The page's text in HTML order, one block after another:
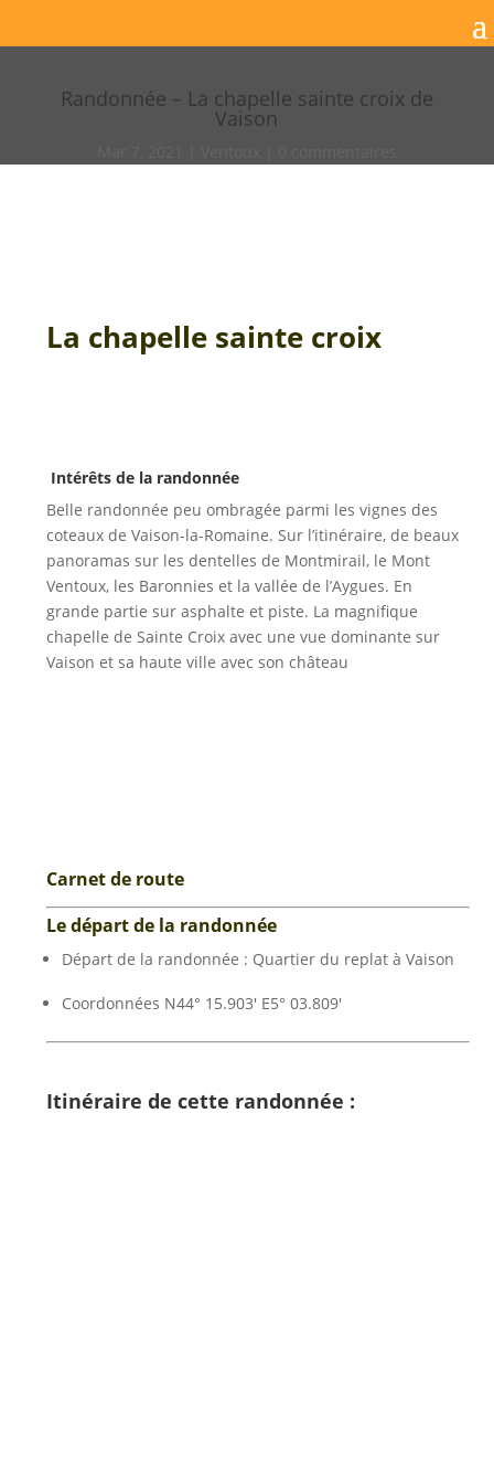
Randonnée – La chapelle sainte croix de
Vaison
La chapelle sainte croix
Intérêts de la randonnée
Belle randonnée peu ombragée parmi les vignes des
coteaux de Vaison-la-Romaine. Sur l’itinéraire, de beaux
panoramas sur les dentelles de Montmirail, le Mont
Ventoux, les Baronnies et la vallée de lʼAygues. En
grande partie sur asphalte et piste. La magnifique
chapelle de Sainte Croix avec une vue dominante sur
Vaison et sa haute ville avec son château
Carnet de route
Le départ de la randonnée
Départ de la randonnée : Quartier du replat à Vaison
Coordonnées N44° 15.903′ E5° 03.809′
Itinéraire de cette randonnée :